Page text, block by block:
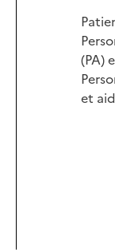
(PA)
et